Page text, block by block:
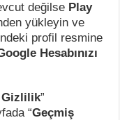
değilse Play
yükleyin ve
profil resmine
Hesabınızı
Gizlilik”
“Geçmiş